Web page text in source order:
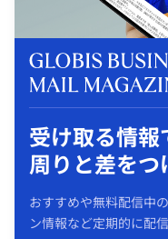
受け取る情報
周りと差をつ
おすすめや無料配信中
ン情報など定期的に配